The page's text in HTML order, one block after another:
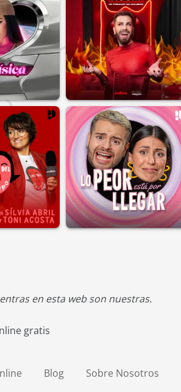
en esta web son nuestras.
gratis
Blog Sobre Nosotros